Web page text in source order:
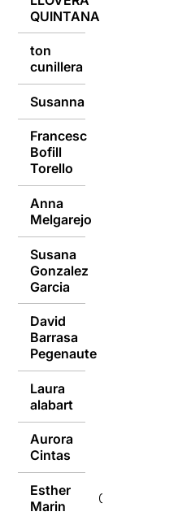
QUINTANA
ton
cunillera
Susanna
Francesc
Bofill
Torello
Anna
Melgarejo
Susana
Gonzalez
Garcia
David
Barrasa
Pegenaute
Laura
alabart
Aurora
Cintas
Esther
Marin
05/10/2015